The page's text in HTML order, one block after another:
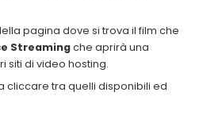
pagina dove si trova il film che
Streamingche aprirà una
siti di video hosting.
cliccare tra quelli disponibili ed